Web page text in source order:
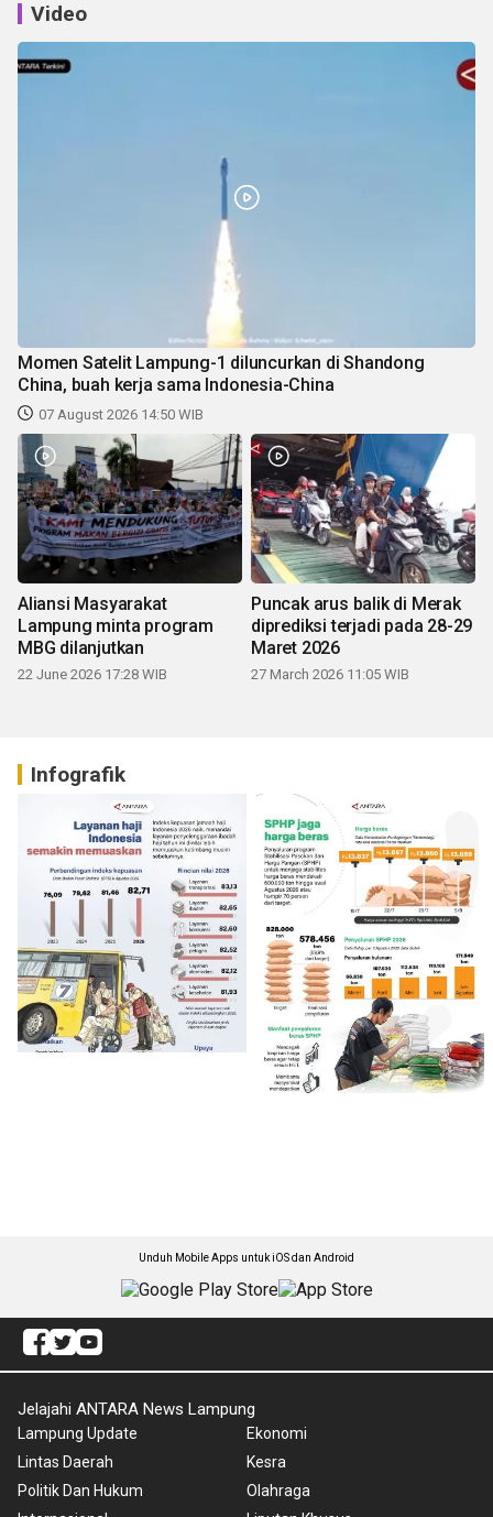
Video
Momen Satelit Lampung-1 diluncurkan di Shandong
China, buah kerja sama Indonesia-China
07 August 2026 14:50 WIB
Aliansi Masyarakat
Lampung minta program
MBG dilanjutkan
22 June 2026 17:28 WIB
Puncak arus balik di Merak
diprediksi terjadi pada 28-29
Maret 2026
27 March 2026 11:05 WIB
Infografik
Unduh Mobile Apps untuk iOS dan Android
Jelajahi ANTARA News Lampung
Lampung Update
Lintas Daerah
Politik Dan Hukum
Ekonomi
Kesra
Olahraga